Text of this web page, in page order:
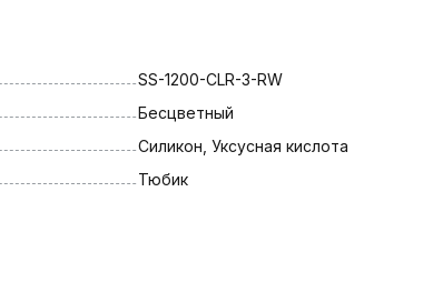
SS-1200-CLR-3-RW
Бесцветный
Силикон, Уксусная кислота
Тюбик